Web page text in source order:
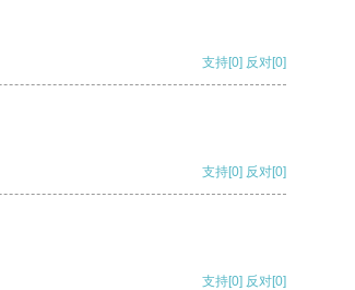
支持[0] 反对[0]
支持[0] 反对[0]
支持[0] 反对[0]